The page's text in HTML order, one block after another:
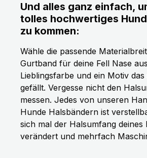
Und alles ganz einfach,
tolles hochwertiges
zu kommen:
Wähle die passende
Gurtband für deine Fell Nase
Lieblingsfarbe und ein Motiv
gefällt. Vergesse nicht den
messen. Jedes von unseren
Hunde Halsbändern ist
sich mal der Halsumfang deines
verändert und mehrfach